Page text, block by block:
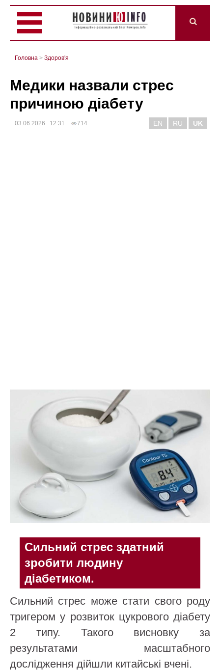
Головна > Здоров'я
Медики назвали стрес
причиною діабету
03.06.2026 12:31 714 EN RU UK
Сильний стрес здатний
зробити людину
діабетиком.
Сильний стрес може стати свого роду
тригером у розвиток цукрового діабету
2 типу. Такого висновку за
результатами масштабного
дослідження дійшли китайські вчені.